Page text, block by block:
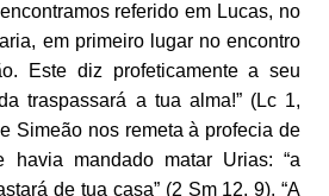
referido em Lucas, no
em primeiro lugar no encontro
Este diz profeticamente a seu
traspassará a tua alma!” (Lc 1,
Simeão nos remeta à profecia de
havia mandado matar Urias: “a
de tua casa” (2 Sm 12, 9). “A